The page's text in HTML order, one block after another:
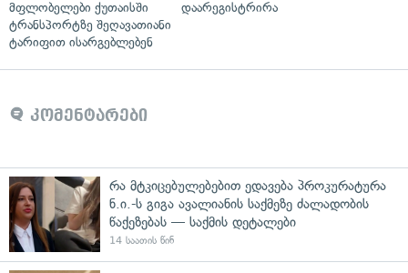
მფლობელები ქუთაისში
ტრანსპორტზე შეღავათიანი
ტარიფით ისარგებლებენ
დაარეგისტრირა
კომენტარები
რა მტკიცებულებებით ედავება პროკურატურა
ნ.ი.-ს გიგა ავალიანის საქმეზე ძალადობის
წაქეზებას — საქმის დეტალები
14 საათის წინ